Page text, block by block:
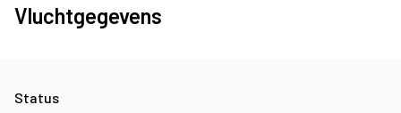
Vluchtgegevens
Status